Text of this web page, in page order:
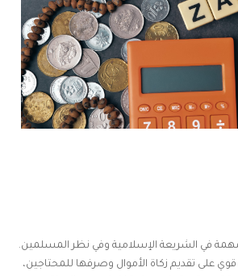
في الشريعة الإسلامية وفي نظر المسلمين.
على تقديم زكاة الأموال وصرفها للمحتاجين،